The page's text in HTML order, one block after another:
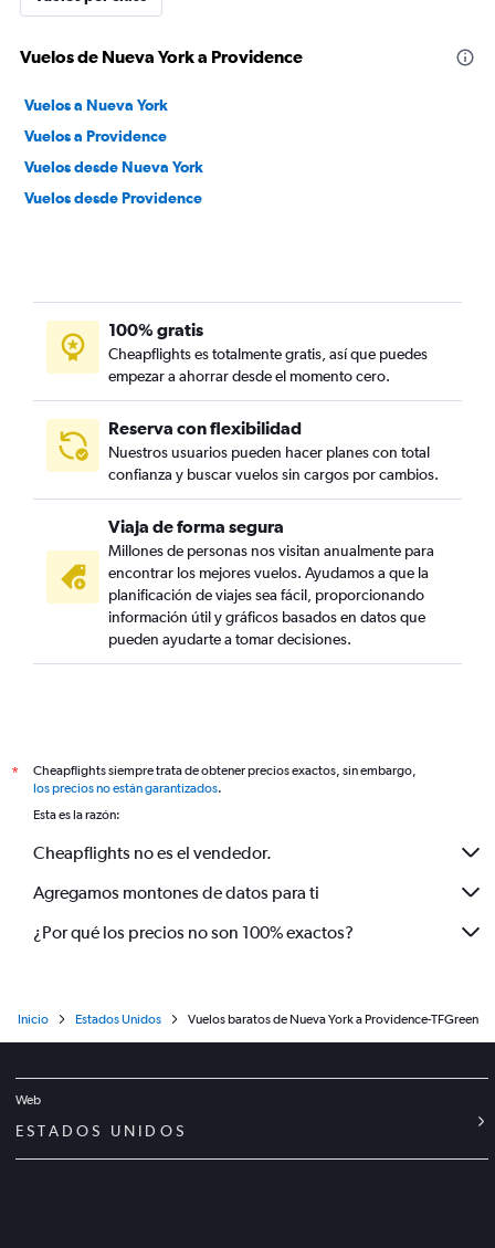
Vuelos de Nueva York a Providence
Vuelos a Nueva York
Vuelos a Providence
Vuelos desde Nueva York
Vuelos desde Providence
100% gratis
Cheapflights es totalmente gratis, así que puedes
empezar a ahorrar desde el momento cero.
Reserva con flexibilidad
Nuestros usuarios pueden hacer planes con total
confianza y buscar vuelos sin cargos por cambios.
Viaja de forma segura
Millones de personas nos visitan anualmente para
encontrar los mejores vuelos. Ayudamos a que la
planificación de viajes sea fácil, proporcionando
información útil y gráficos basados en datos que
pueden ayudarte a tomar decisiones.
*
Cheapflights siempre trata de obtener precios exactos, sin embargo,
los precios no están garantizados.
Esta es la razón:
Cheapflights no es el vendedor.
Agregamos montones de datos para ti
¿Por qué los precios no son 100% exactos?
Inicio Estados Unidos Vuelos baratos de Nueva York a Providence-TFGreen
Web
ESTADOS UNIDOS